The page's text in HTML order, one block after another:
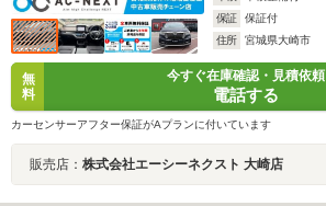
保証
保証付
住所
宮城県大崎市
無
料
今すぐ在庫確認・見積依頼
電話する
カーセンサーアフター保証がAプランに付いています
販売店： 株式会社エーシーネクスト 大崎店